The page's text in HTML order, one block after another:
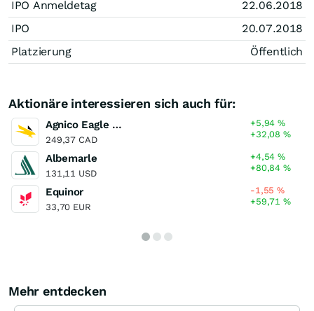
IPO Anmeldetag
22.06.2018
IPO
20.07.2018
Platzierung
Öffentlich
Aktionäre interessieren sich auch für:
Agnico Eagle Mines
249,37 CAD
+5,94%
+32,08%
Albemarle
131,11 USD
+4,54%
+80,84%
Equinor
33,70 EUR
-1,55%
+59,71%
Mehr entdecken